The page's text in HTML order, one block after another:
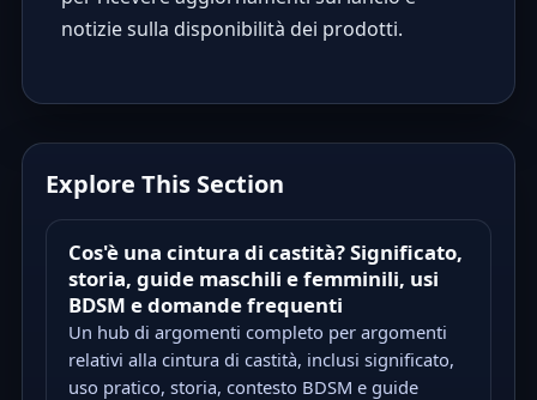
notizie sulla disponibilità dei prodotti.
Explore This Section
Cos'è una cintura di castità? Significato,
storia, guide maschili e femminili, usi
BDSM e domande frequenti
Un hub di argomenti completo per argomenti
relativi alla cintura di castità, inclusi significato,
uso pratico, storia, contesto BDSM e guide